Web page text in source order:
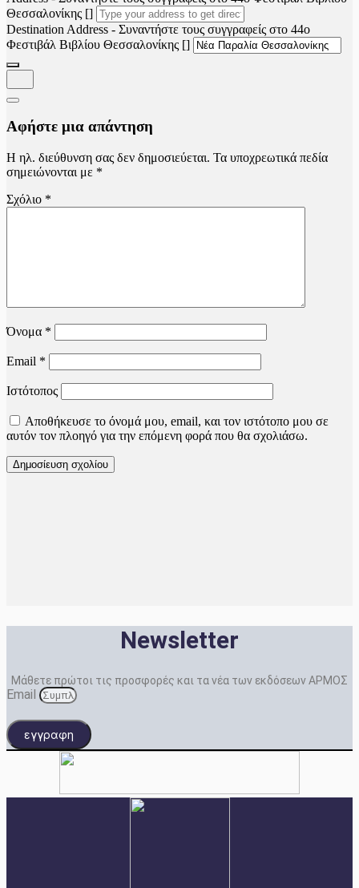
Θεσσαλονίκης []
Destination Address - Συναντήστε τους συγγραφείς στο 44ο
Φεστιβάλ Βιβλίου Θεσσαλονίκης []
Αφήστε μια απάντηση
Η ηλ. διεύθυνση σας δεν δημοσιεύεται. Τα υποχρεωτικά πεδία
σημειώνονται με *
Σχόλιο *
Όνομα *
Email *
Ιστότοπος
Αποθήκευσε το όνομά μου, email, και τον ιστότοπο μου σε
αυτόν τον πλοηγό για την επόμενη φορά που θα σχολιάσω.
Newsletter
Μάθετε πρώτοι τις προσφορές και τα νέα των εκδόσεων ΑΡΜΟΣ
Email
εγγραφη